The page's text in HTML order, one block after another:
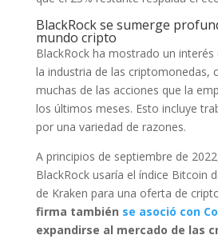
BlackRock se sumerge
mundo cripto
BlackRock ha mostrado un
la industria de las criptomonedas,
muchas de las acciones que la
los últimos meses. Esto incluye
por una variedad de razones.
A principios de septiembre de
BlackRock usaría el índice Bitcoin
de Kraken para una oferta de
firma también se asoció con
expandirse al mercado de las